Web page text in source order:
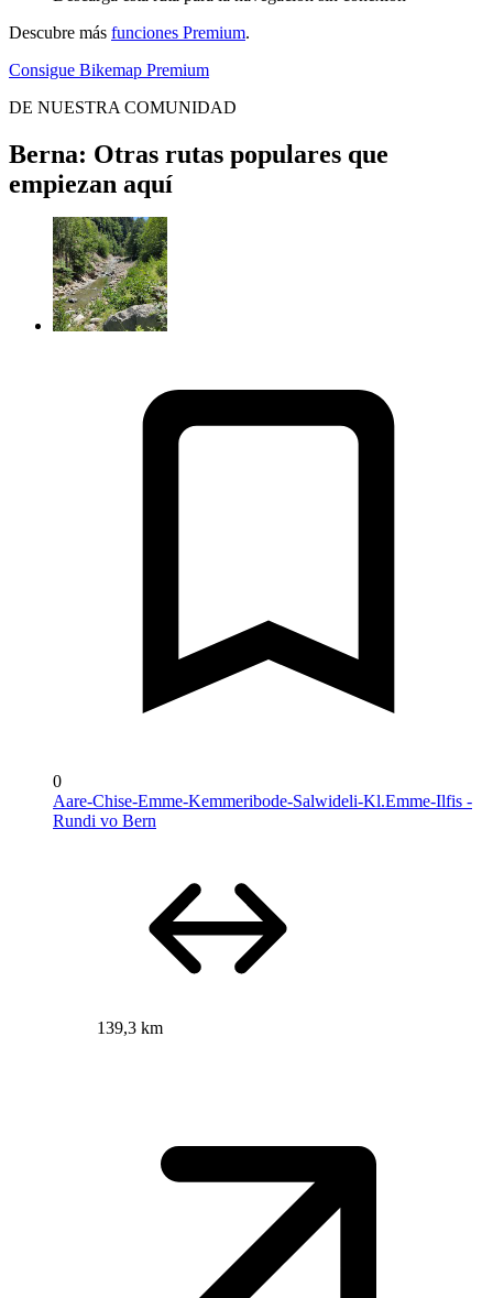
Descubre más funciones Premium.
Consigue Bikemap Premium
DE NUESTRA COMUNIDAD
Berna: Otras rutas populares que
empiezan aquí
0
Aare-Chise-Emme-Kemmeribode-Salwideli-Kl.Emme-Ilfis -
Rundi vo Bern
139,3 km